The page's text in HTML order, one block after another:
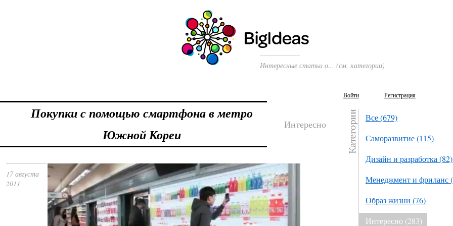
Интересные статьи о... (см. категории)
Покупки с помощью смартфона в метро
Южной Кореи
Интересно
17 августа
2011
Войти Регистрация
Все (679)
Саморазвитие (115)
Дизайн и разработка (82)
Менеджмент и фриланс
Образ жизни (76)
Интересно (283)